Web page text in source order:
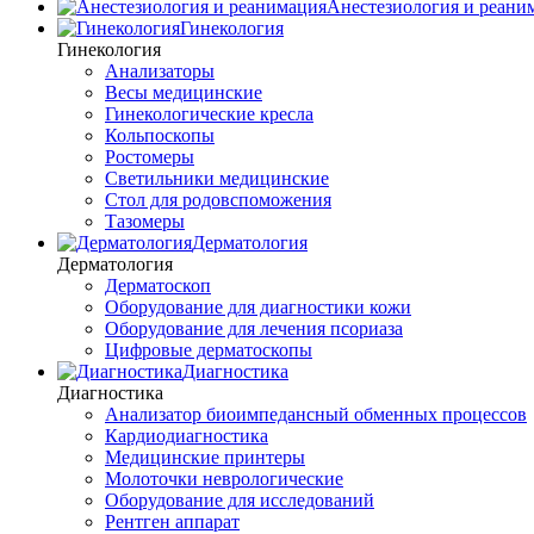
Анестезиология и
Гинекология
Гинекология
Анализаторы
Весы медицинские
Гинекологические кресла
Кольпоскопы
Ростомеры
Светильники медицинские
Стол для родовспоможения
Тазомеры
Дерматология
Дерматология
Дерматоскоп
Оборудование для диагностики кожи
Оборудование для лечения псориаза
Цифровые дерматоскопы
Диагностика
Диагностика
Анализатор биоимпедансный обменных процессов
Кардиодиагностика
Медицинские принтеры
Молоточки неврологические
Оборудование для исследований
Рентген аппарат